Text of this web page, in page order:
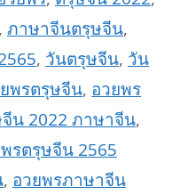
, ภาษาจีนตรุษจีน,
, วันตรุษจีน, วัน
พรตรุษจีน, อวยพร
น 2022 ภาษาจีน,
รตรุษจีน 2565
, อวยพรภาษาจีน